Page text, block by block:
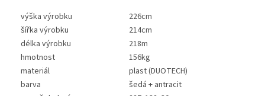
výška výrobku
226cm
šířka výrobku
214cm
délka výrobku
218m
hmotnost
156kg
materiál
plast (DUOTECH)
barva
šedá + antracit